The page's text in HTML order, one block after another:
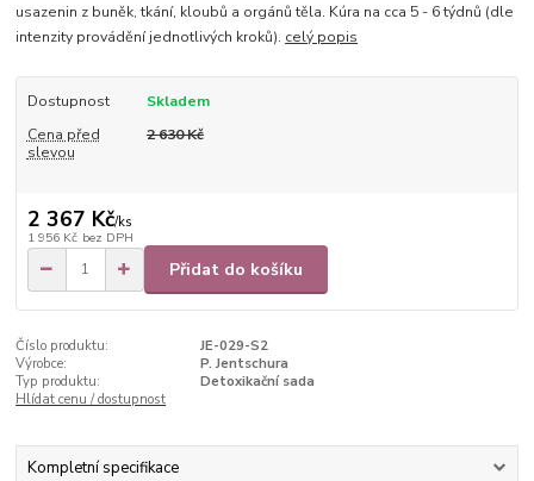
usazenin z buněk, tkání, kloubů a orgánů těla. Kúra na cca 5 - 6 týdnů (dle
intenzity provádění jednotlivých kroků). celý popis
Dostupnost
Skladem
Cena před
slevou
2 630 Kč
2 367 Kč/ks
1 956 Kč bez DPH
Přidat do košíku
Číslo produktu:
JE-029-S2
Výrobce:
P. Jentschura
Typ produktu:
Detoxikační sada
Hlídat cenu / dostupnost
Kompletní specifikace